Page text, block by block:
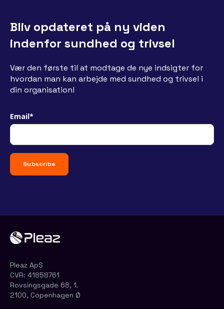
Bliv opdateret på ny viden
indenfor sundhed og trivsel
Vær den første til at modtage de nye indsigter for
hvordan man kan arbejde med sundhed og trivsel i
din organisation!
Email*
Pleaz ApS
CVR: 41858761
Rovsingsgade 68, 1.
2100, Copenhagen Ø